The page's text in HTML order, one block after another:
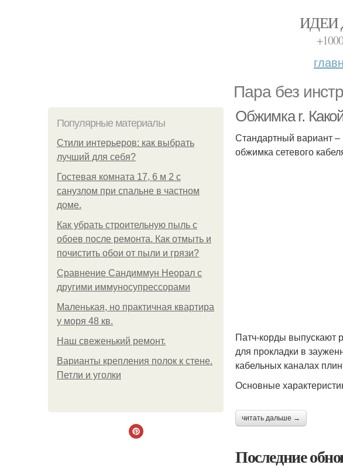
ИДЕИ
Пара без
Популярные материалы
Стили интерьеров: как выбрать
лучший для себя?
Гостевая комната 17, 6 м 2 с
санузлом при спальне в частном
доме.
Как убрать строительную пыль с
обоев после ремонта. Как отмыть и
почистить обои от пыли и грязи?
Сравнение Сандиммун Неорал с
другими иммуносупрессорами
Маленькая, но практичная квартира
у моря 48 кв.
Наш свеженький ремонт.
Варианты крепления полок к стене.
Петли и уголки
Обжимка r.
Стандартный вариант –
обжимка сетевого
Патч-корды выпускают
для прокладки в
кабельных каналах
Основные
читать дальше →
Последние